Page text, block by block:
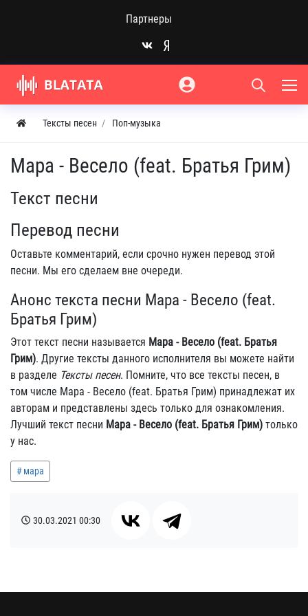
Партнеры
Тексты песен Поп-музыка
Мара - Весело (feat. Братья Грим)
Текст песни
Перевод песни
Оставьте комментарий, если срочно нужен перевод этой
песни. Мы его сделаем вне очереди.
Анонс текста песни Мара - Весело (feat.
Братья Грим)
Этот текст песни называется Мара - Весело (feat. Братья
Грим). Другие тексты данного исполнителя вы можете найти
в разделе Тексты песен. Помните, что все тексты песен, в
том числе Мара - Весело (feat. Братья Грим) принадлежат их
авторам и представлены здесь только для ознакомления.
Лучший текст песни Мара - Весело (feat. Братья Грим) только
у нас.
мара
30.03.2021 00:30